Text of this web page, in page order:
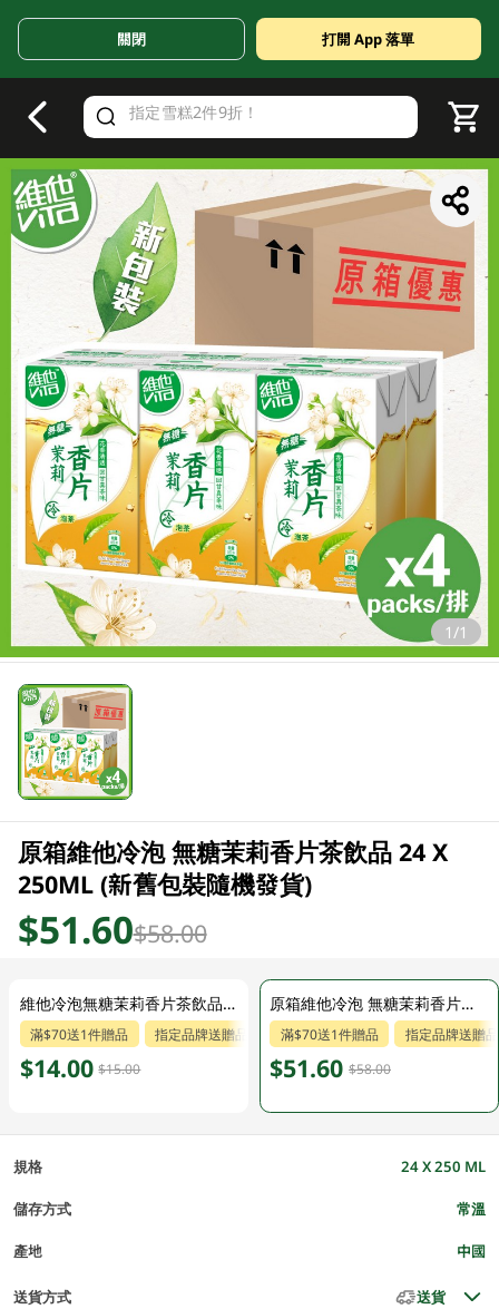
Valid Until 30 June 2026
關閉 打開 App 落單
1/1
原箱維他冷泡 無糖茉莉香片茶飲品 24 X
250ML (新舊包裝隨機發貨)
$51.60$58.00
維他冷泡無糖茉莉香片茶飲品 6 X 250ML (新舊包裝隨機發貨)
滿$70送1件贈品 指定品牌送贈品
$14.00 $15.00
原箱維他冷泡 無糖茉莉香片茶飲品 24 X 250ML (新舊包裝隨機發貨)
滿$70送1件贈品 指定品牌送贈品
$51.60 $58.00
規格 24 X 250 ML
儲存方式 常溫
產地 中國
送貨方式 送貨